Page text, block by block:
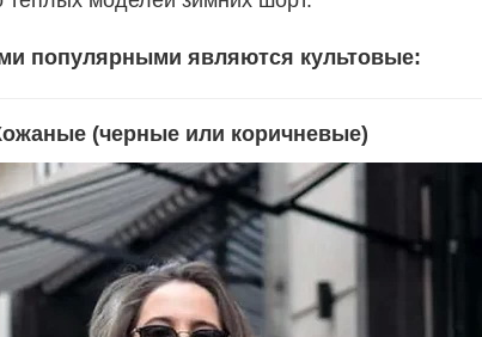
популярными являются культовые:
(черные или коричневые)